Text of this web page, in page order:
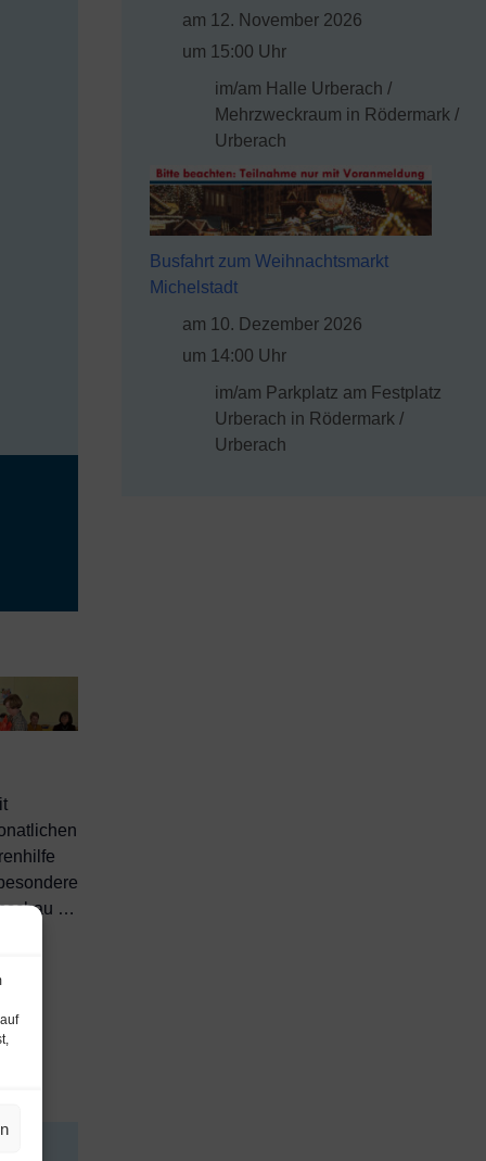
…
am 12. November 2026
um 15:00 Uhr
im/am Halle Urberach /
Mehrzweckraum in Rödermark /
Urberach
Busfahrt zum Weihnachtsmarkt
Michelstadt
am 10. Dezember 2026
um 14:00 Uhr
im/am Parkplatz am Festplatz
Urberach in Rödermark /
Urberach